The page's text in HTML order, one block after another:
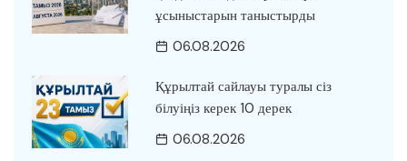
ұсыныстарын таныстырды
06.08.2026
Құрылтай сайлауы туралы сіз
білуіңіз керек 10 дерек
06.08.2026